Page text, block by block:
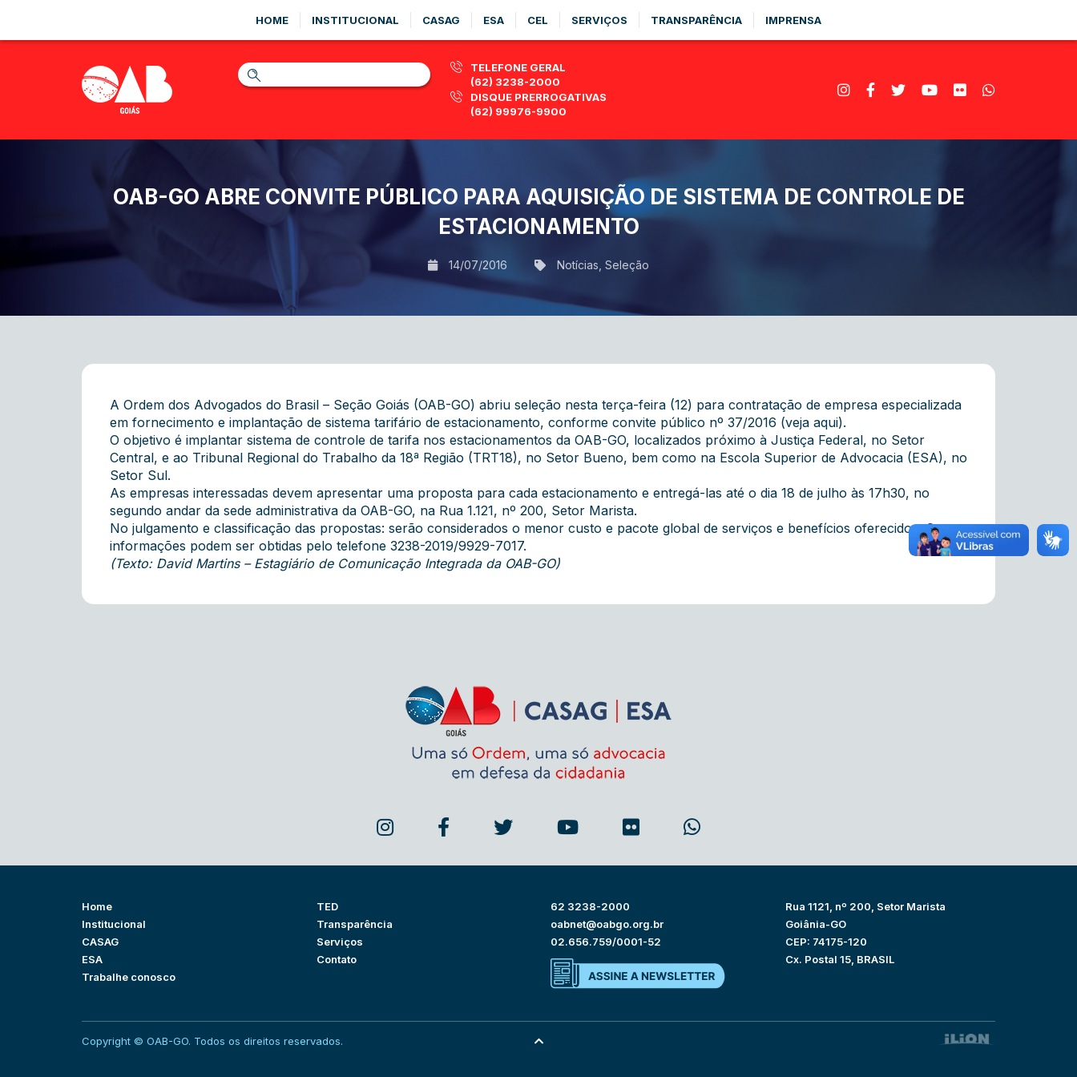
HOME INSTITUCIONAL CASAG ESA CEL SERVIÇOS TRANSPARÊNCIA IMPRENSA
TELEFONE GERAL
(62) 3238-2000
DISQUE PRERROGATIVAS
(62) 99976-9900
OAB-GO ABRE CONVITE PÚBLICO PARA AQUISIÇÃO DE SISTEMA DE CONTROLE DE
ESTACIONAMENTO
14/07/2016 Notícias Seleção
A Ordem dos Advogados do Brasil – Seção Goiás (OAB-GO) abriu seleção nesta terça-feira (12) para contratação de empresa especializada
em fornecimento e implantação de sistema tarifário de estacionamento, conforme convite público nº 37/2016 (veja aqui).
O objetivo é implantar sistema de controle de tarifa nos estacionamentos da OAB-GO, localizados próximo à Justiça Federal, no Setor
Central, e ao Tribunal Regional do Trabalho da 18ª Região (TRT18), no Setor Bueno, bem como na Escola Superior de Advocacia (ESA), no
Setor Sul.
As empresas interessadas devem apresentar uma proposta para cada estacionamento e entregá-las até o dia 18 de julho às 17h30, no
segundo andar da sede administrativa da OAB-GO, na Rua 1.121, nº 200, Setor Marista.
No julgamento e classificação das propostas: serão considerados o menor custo e pacote global de serviços e benefícios oferecidos. Outras
informações podem ser obtidas pelo telefone 3238-2019/9929-7017.
(Texto: David Martins – Estagiário de Comunicação Integrada da OAB-GO)
Home
Institucional
CASAG
ESA
Trabalhe conosco
TED
Transparência
Serviços
Contato
62 3238-2000
oabnet@oabgo.org.br
02.656.759/0001-52
Rua 1121, nº 200, Setor Marista
Goiânia-GO
CEP: 74175-120
Cx. Postal 15, BRASIL
Copyright © OAB-GO. Todos os direitos reservados.